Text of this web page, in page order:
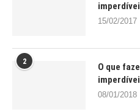
15/02/2017
2
O que
08/01/2018